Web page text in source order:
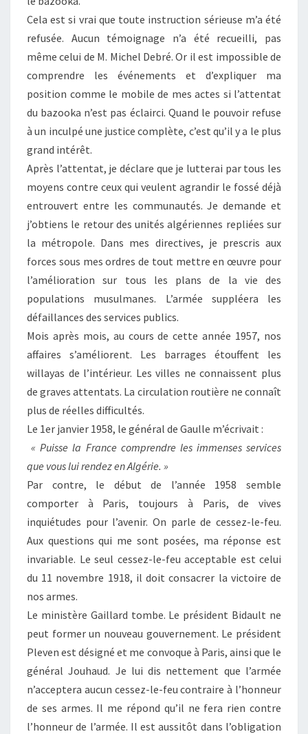
Cela est si vrai que toute instruction sérieuse m’a été
refusée. Aucun témoignage n’a été recueilli, pas
même celui de M. Michel Debré. Or il est impossible de
comprendre les événements et d’expliquer ma
position comme le mobile de mes actes si l’attentat
du bazooka n’est pas éclairci. Quand le pouvoir refuse
à un inculpé une justice complète, c’est qu’il y a le plus
grand intérêt.
Après l’attentat, je déclare que je lutterai par tous les
moyens contre ceux qui veulent agrandir le fossé déjà
entrouvert entre les communautés. Je demande et
j’obtiens le retour des unités algériennes repliées sur
la métropole. Dans mes directives, je prescris aux
forces sous mes ordres de tout mettre en œuvre pour
l’amélioration sur tous les plans de la vie des
populations musulmanes. L’armée suppléera les
défaillances des services publics.
Mois après mois, au cours de cette année 1957, nos
affaires s’améliorent. Les barrages étouffent les
willayas de l’intérieur. Les villes ne connaissent plus
de graves attentats. La circulation routière ne connaît
plus de réelles difficultés.
Le 1er janvier 1958, le général de Gaulle m’écrivait :
« Puisse la France comprendre les immenses services
que vous lui rendez en Algérie. »
Par contre, le début de l’année 1958 semble
comporter à Paris, toujours à Paris, de vives
inquiétudes pour l’avenir. On parle de cessez-le-feu.
Aux questions qui me sont posées, ma réponse est
invariable. Le seul cessez-le-feu acceptable est celui
du 11 novembre 1918, il doit consacrer la victoire de
nos armes.
Le ministère Gaillard tombe. Le président Bidault ne
peut former un nouveau gouvernement. Le président
Pleven est désigné et me convoque à Paris, ainsi que le
général Jouhaud. Je lui dis nettement que l’armée
n’acceptera aucun cessez-le-feu contraire à l’honneur
de ses armes. Il me répond qu’il ne fera rien contre
l’honneur de l’armée. Il est aussitôt dans l’obligation